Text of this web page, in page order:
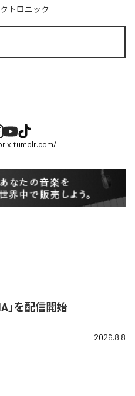
トロニック
」を配信開始
2026.8.8